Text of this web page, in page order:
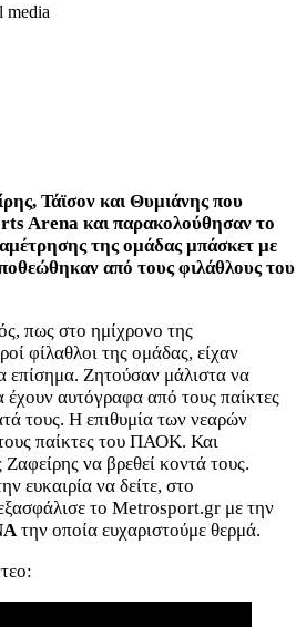
media
Τάϊσον και Θυμιάνης που
Arena και παρακολούθησαν το
της ομάδας μπάσκετ με
από τους φιλάθλους του
πως στο ημίχρονο της
φίλαθλοι της ομάδας, είχαν
επίσημα. Ζητούσαν μάλιστα να
αυτόγραφα από τους παίκτες
τους. Η επιθυμία των νεαρών
παίκτες του ΠΑΟΚ. Και
να βρεθεί κοντά τους.
ευκαιρία να δείτε, στο
το Metrosport.gr με την
την οποία ευχαριστούμε θερμά.